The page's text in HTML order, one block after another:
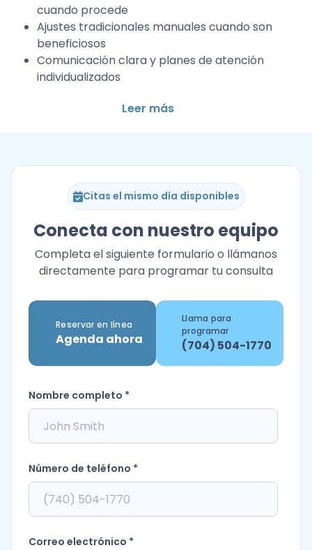
cuando procede
Ajustes tradicionales manuales cuando son
beneficiosos
Comunicación clara y planes de atención
individualizados
Leer más
Citas el mismo día disponibles
Conecta con nuestro equipo
Completa el siguiente formulario o llámanos
directamente para programar tu consulta
Reservar en línea
Agenda ahora
Llama para
programar
(704) 504-1770
Nombre completo *
Correo electrónico *
Número de teléfono *